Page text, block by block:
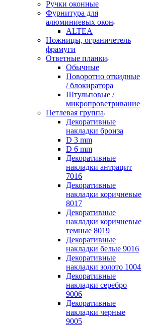
Ручки оконные
Фурнитура для
алюминиевых окон
ALTEA
Ножницы, ограничетель
фрамуги
Ответные планки
Обычные
Поворотно откидные
/ блокиратора
Штульповые /
микропроветривание
Петлевая группа
Декоративные
накладки бронза
D 3 mm
D 6 mm
Декоративные
накладки антрацит
7016
Декоративные
накладки коричневые
8017
Декоративные
накладки коричневые
темные 8019
Декоративные
накладки белые 9016
Декоративные
накладки золото 1004
Декоративные
накладки серебро
9006
Декоративные
накладки черные
9005